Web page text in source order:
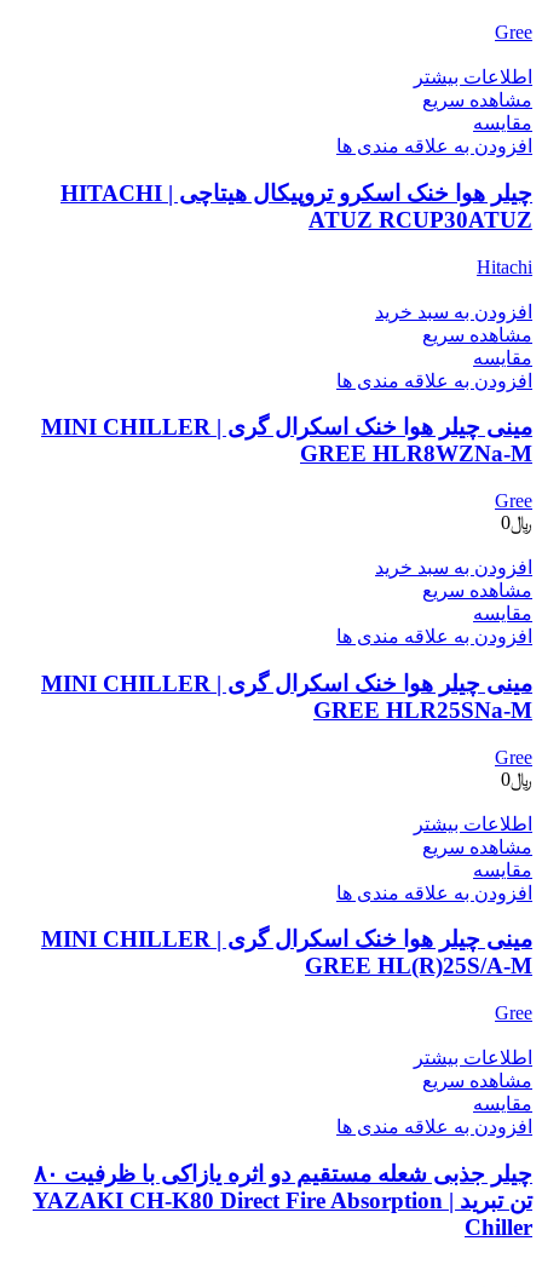
Gree
اطلاعات بیشتر
مشاهده سریع
مقایسه
افزودن به علاقه مندی ها
چیلر هوا خنک اسکرو تروپیکال هیتاچی | HITACHI
ATUZ RCUP30ATUZ
Hitachi
افزودن به سبد خرید
مشاهده سریع
مقایسه
افزودن به علاقه مندی ها
مینی چیلر هوا خنک اسکرال گری | MINI CHILLER
GREE HLR8WZNa-M
Gree
﷼0
افزودن به سبد خرید
مشاهده سریع
مقایسه
افزودن به علاقه مندی ها
مینی چیلر هوا خنک اسکرال گری | MINI CHILLER
GREE HLR25SNa-M
Gree
﷼0
اطلاعات بیشتر
مشاهده سریع
مقایسه
افزودن به علاقه مندی ها
مینی چیلر هوا خنک اسکرال گری | MINI CHILLER
GREE HL(R)25S/A-M
Gree
اطلاعات بیشتر
مشاهده سریع
مقایسه
افزودن به علاقه مندی ها
چیلر جذبی شعله مستقیم دو اثره یازاکی با ظرفیت ۸۰
تن تبرید | YAZAKI CH-K80 Direct Fire Absorption
Chiller